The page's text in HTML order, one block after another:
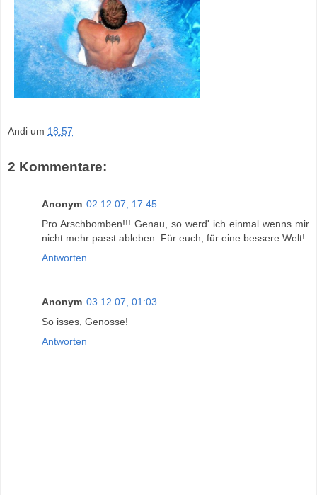
Andi um 18:57
2 Kommentare:
Anonym 02.12.07, 17:45
Pro Arschbomben!!! Genau, so werd' ich einmal wenns mir
nicht mehr passt ableben: Für euch, für eine bessere Welt!
Antworten
Anonym 03.12.07, 01:03
So isses, Genosse!
Antworten